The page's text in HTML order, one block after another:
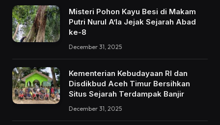
Misteri Pohon Kayu Besi di Makam
Putri Nurul A’la Jejak Sejarah Abad
ke-8
December 31, 2025
Kementerian Kebudayaan RI dan
Disdikbud Aceh Timur Bersihkan
Situs Sejarah Terdampak Banjir
December 31, 2025